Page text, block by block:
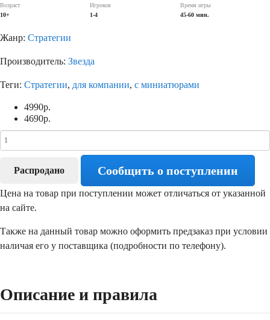
Возраст
10+
Игроков
1-4
Время игры
45-60 мин.
Жанр: Стратегии
Производитель: Звезда
Теги: Стратегии, для компании, с миниатюрами
4990р.
4690р.
Распродано Сообщить о поступлении
Цена на товар при поступлении может отличаться от указанной
на сайте.
Также на данный товар можно оформить предзаказ при условии
наличая его у поставщика (подробности по телефону).
Описание и правила